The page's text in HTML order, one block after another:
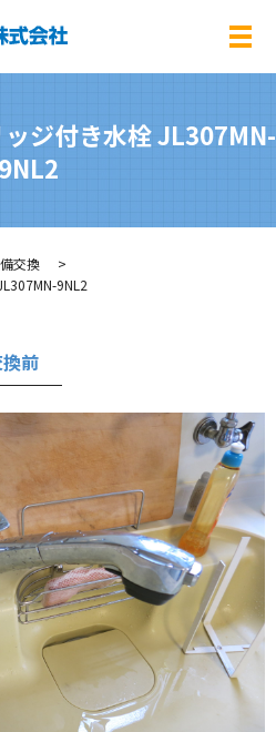
メ
ジ付き水栓 JL307MN-
9NL2
交換
9NL2
前